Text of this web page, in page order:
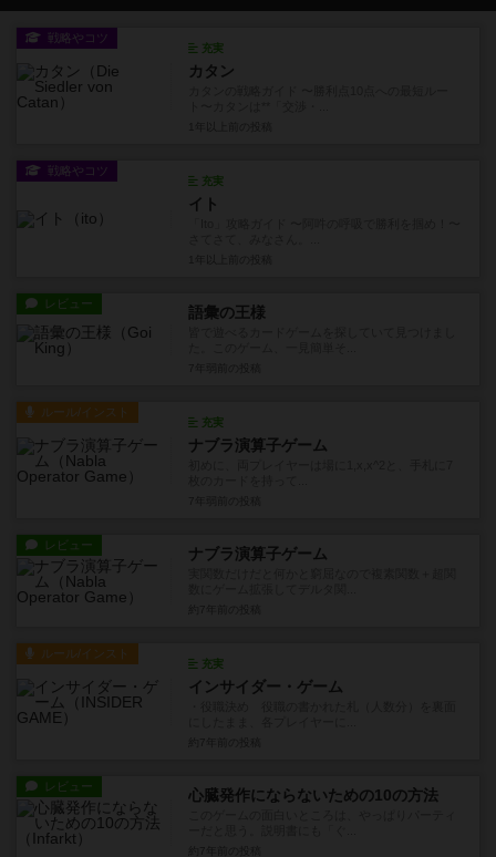
戦略やコツ
充実
カタン
戦略やコツ
充実
イト
レビュー 語彙の王様
ルール/インスト
充実
ナブラ演算子ゲーム
レビュー ナブラ演算子ゲーム
ルール/インスト
充実
インサイダー・ゲーム
レビュー 心臓発作にならないための10の方法